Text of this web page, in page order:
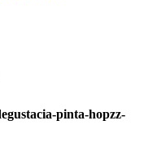
pinta-hopzz-